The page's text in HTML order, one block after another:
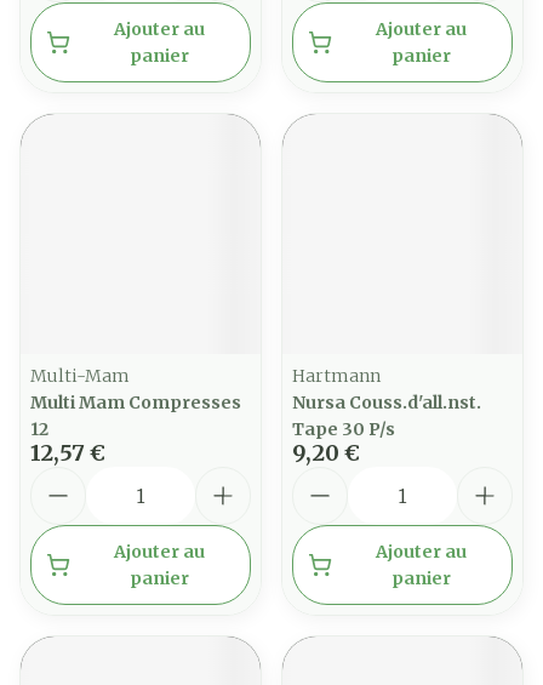
Ajouter au
panier
Ajouter au
panier
Multi-Mam
Multi Mam Compresses
12
12,57 €
Ajouter au
panier
Hartmann
Nursa Couss.d'all.nst.
Tape 30 P/s
9,20 €
Ajouter au
panier